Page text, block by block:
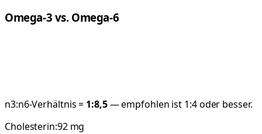
Omega-3 vs. Omega-6
n3:n6-Verhältnis = 1:8,5— empfohlen ist 1:4 oder besser.
Cholesterin:92mg